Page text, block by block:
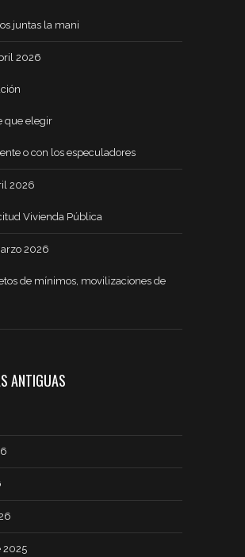
juntas la mani
2026
que elegir
o con los especuladores
2026
Vivienda Pública
2026
de mínimos, movilizaciones de
ANTIGUAS
2025